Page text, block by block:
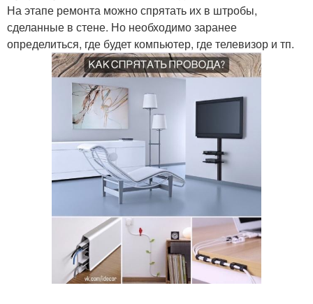
На этапе ремонта можно спрятать их в штробы,
сделанные в стене. Но необходимо заранее
определиться, где будет компьютер, где телевизор и тп.